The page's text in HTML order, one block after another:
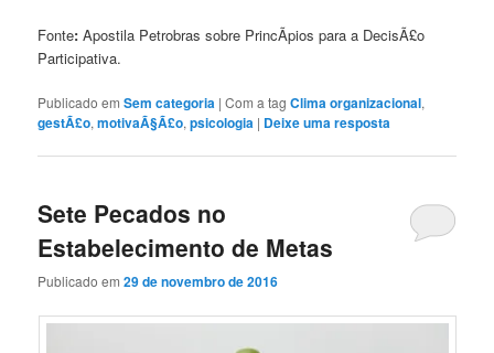
Fonte:Apostila Petrobras sobre PrincÃ­pios para a DecisÃ£o
Participativa.
Publicado em Sem categoria |Com a tagClima organizacional,
gestÃ£o,motivaÃ§Ã£o,psicologia | Deixe uma resposta
Sete Pecados no
Estabelecimento de Metas
Publicado em29 de novembro de 2016